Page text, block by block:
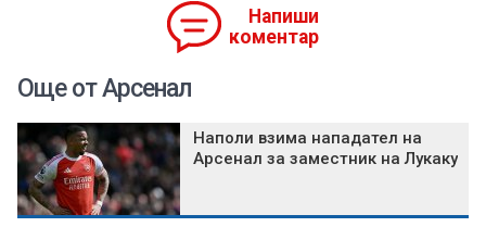
Напиши
коментар
Още от Арсенал
Наполи взима нападател на
Арсенал за заместник на Лукаку